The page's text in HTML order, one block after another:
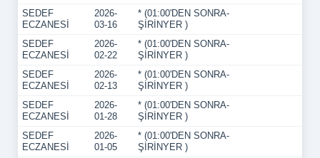
SEDEF
ECZANESİ
2026-
03-16
* (01:00'DEN SONRA-
ŞİRİNYER )
SEDEF
ECZANESİ
2026-
02-22
* (01:00'DEN SONRA-
ŞİRİNYER )
SEDEF
ECZANESİ
2026-
02-13
* (01:00'DEN SONRA-
ŞİRİNYER )
SEDEF
ECZANESİ
2026-
01-28
* (01:00'DEN SONRA-
ŞİRİNYER )
SEDEF
ECZANESİ
2026-
01-05
* (01:00'DEN SONRA-
ŞİRİNYER )